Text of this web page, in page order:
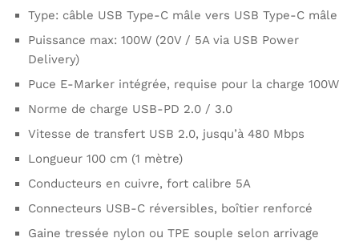
Type: câble USB Type-C mâle vers USB Type-C mâle
Puissance max: 100W (20V / 5A via USB Power
Delivery)
Puce E-Marker intégrée, requise pour la charge 100W
Norme de charge USB-PD 2.0 / 3.0
Vitesse de transfert USB 2.0, jusqu’à 480 Mbps
Longueur 100 cm (1 mètre)
Conducteurs en cuivre, fort calibre 5A
Connecteurs USB-C réversibles, boîtier renforcé
Gaine tressée nylon ou TPE souple selon arrivage